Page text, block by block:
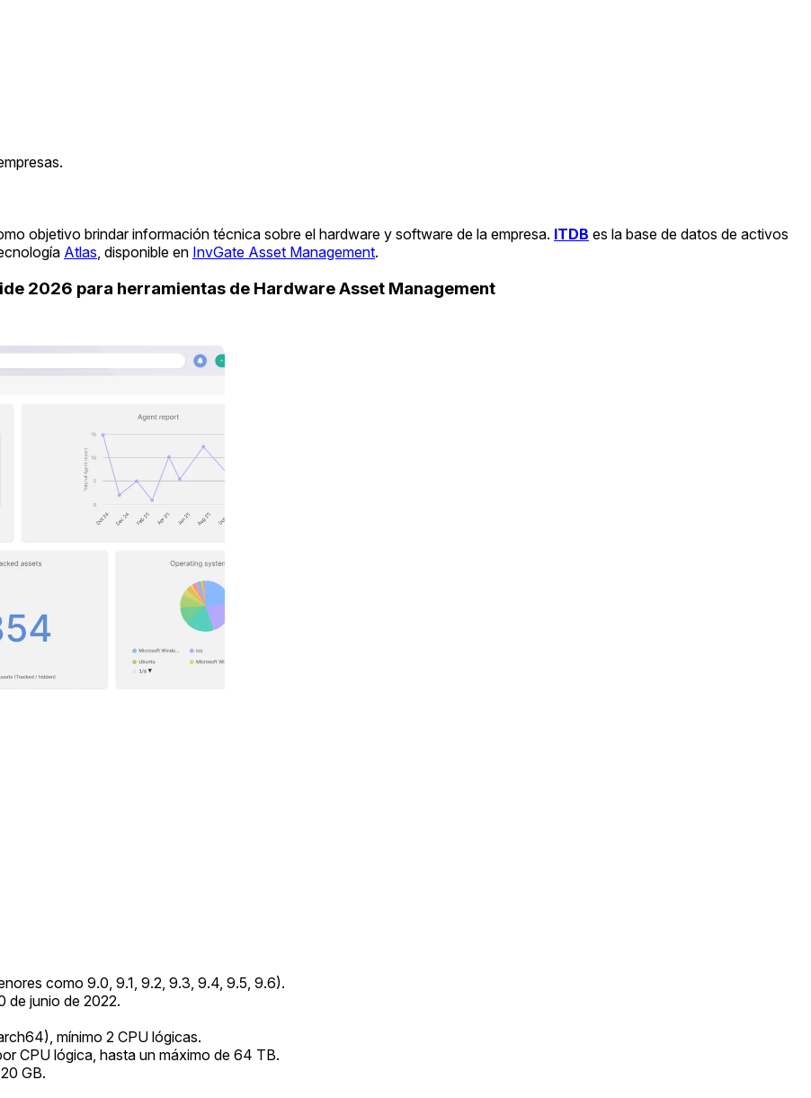
objetivo brindar información técnica sobre el hardware y software de la empresa. ITDB es la base de datos de activos
Atlas , disponible en InvGate Asset Management.
2026 para herramientas de Hardware Asset Management
como 9.0, 9.1, 9.2, 9.3, 9.4, 9.5, 9.6).
de junio de 2022.
mínimo 2 CPU lógicas.
CPU lógica, hasta un máximo de 64 TB.
GB.